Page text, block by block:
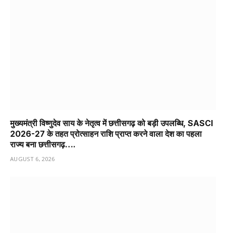
मुख्यमंत्री विष्णुदेव साय के नेतृत्व में छत्तीसगढ़ को बड़ी उपलब्धि, SASCI
2026-27 के तहत प्रोत्साहन राशि प्राप्त करने वाला देश का पहला
राज्य बना छत्तीसगढ़….
AUGUST 6, 2026